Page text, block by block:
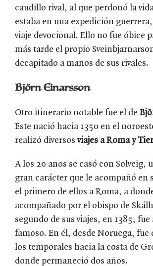
caudillo rival, al que perdonó la
estaba en una expedición
viaje devocional. Ello no fue óbice
más tarde el propio
decapitado a manos de sus rivales.
Björn Einarsson
Otro itinerario notable fue el de
Este nació hacia 1350 en el
realizó diversosviajes a Roma y
A los 20 años se casó con Solveig,
gran carácter que le acompañó en
el primero de ellos a Roma, a
acompañado por el obispo de
segundo de sus viajes, en 1385, fue
famoso. En él, desde Noruega, fue
los temporales hacia la costa de
donde permaneció dos años.